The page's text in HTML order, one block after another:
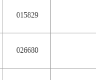
015829
026680